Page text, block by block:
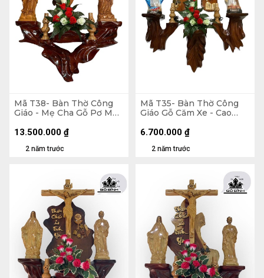
Mã T38- Bàn Thờ Công
Giáo - Mẹ Cha Gỗ Pơ Mu
Tổng 140 Ngang 80 -
2 năm trước
13.500.000 ₫
Mã T35- Bàn Thờ Công
Giáo Gỗ Căm Xe - Cao
Tượng Màu 50 (cm)
2 năm trước
6.700.000 ₫